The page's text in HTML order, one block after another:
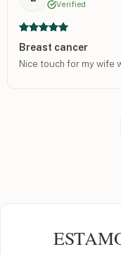
Verified
Breast cancer
Nice touch for my wife